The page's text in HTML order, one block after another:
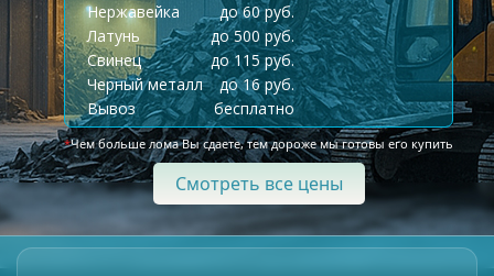
Нержавейка
до 60 руб.
Латунь
до 500 руб.
Свинец
до 115 руб.
Черный металл
до 16 руб.
Вывоз
бесплатно
*Чем больше лома Вы сдаете, тем дороже мы готовы его купить
Смотреть все цены